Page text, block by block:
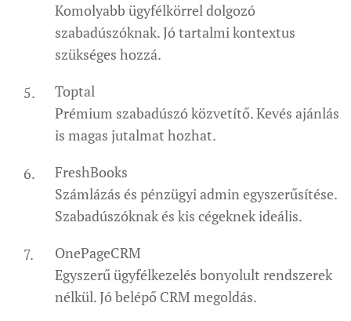
Komolyabb ügyfélkörrel dolgozó
szabadúszóknak. Jó tartalmi kontextus
szükséges hozzá.
Toptal
Prémium szabadúszó közvetítő. Kevés ajánlás
is magas jutalmat hozhat.
FreshBooks
Számlázás és pénzügyi admin egyszerűsítése.
Szabadúszóknak és kis cégeknek ideális.
OnePageCRM
Egyszerű ügyfélkezelés bonyolult rendszerek
nélkül. Jó belépő CRM megoldás.